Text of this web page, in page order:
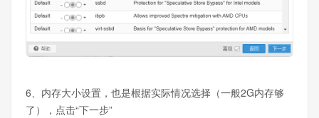
6、内存大小设置，也是根据实际情况选择（一般2G内存够
了），点击“下一步”